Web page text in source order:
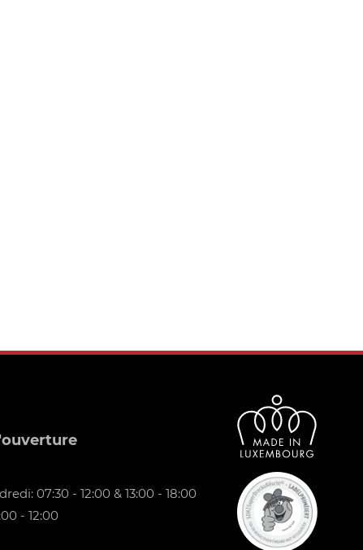
07:30 - 12:00 & 13:00 - 18:00
- 12:00